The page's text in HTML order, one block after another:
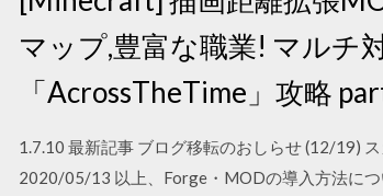
マップ,豊富な職業! マルチ
「AcrossTheTime」攻略
1.7.10 最新記事 ブログ移転のおしらせ (12/19)
2020/05/13 以上、Forge・MODの導入方法に